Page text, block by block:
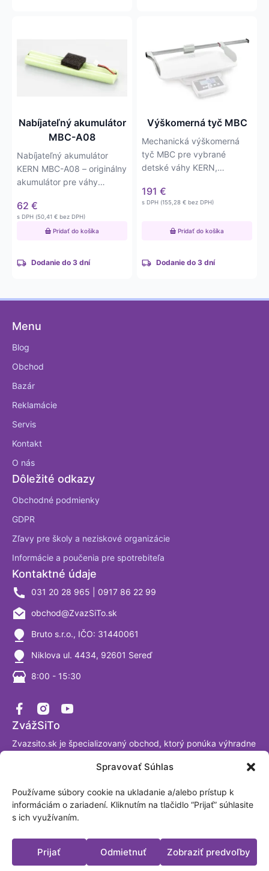
Spravovať Súhlas
Používame súbory cookie na ukladanie a/alebo prístup k
informáciám o zariadení. Kliknutím na tlačidlo “Prijať” súhlasite
s ich využívaním.
Prijať Odmietnuť Zobraziť predvoľby
Nabíjateľný akumulátor
MBC-A08
Nabíjateľný akumulátor
KERN MBC-A08 – originálny
akumulátor pre váhy
62 €
s DPH (50,41 € bez DPH)
Pridať do košíka
Dodanie do 3 dní
Výškomerná tyč MBC
Mechanická výškomerná
tyč MBC pre vybrané
detské váhy KERN,
dĺžky dieťaťa…
191 €
s DPH (155,28 € bez DPH)
Pridať do košíka
Dodanie do 3 dní
Menu
Blog
Obchod
Bazár
Reklamácie
Servis
Kontakt
O nás
Dôležité odkazy
Obchodné podmienky
GDPR
Zľavy pre školy a neziskové organizácie
Informácie a poučenia pre spotrebiteľa
ZvážSiTo
Zvazsito.sk je špecializovaný obchod, ktorý ponúka výhradne
predaju digitálnych váh už viac ako 30 rokov a sme
akreditované laboratórium podľa ISO/IEC 17025:2017.
Fakturačná adresa: BRUTO, spol. s.r.o. Nová Trnavská 913
Sereď, Slovensko IČO: 31440061
Kontaktné údaje
031 20 28 965 | 0917 86 22 99
obchod@ZvazSiTo.sk
Bruto s.r.o., IČO: 31440061
Niklova ul. 4434, 92601 Sereď
8:00 - 15:30
Platobné možnosti